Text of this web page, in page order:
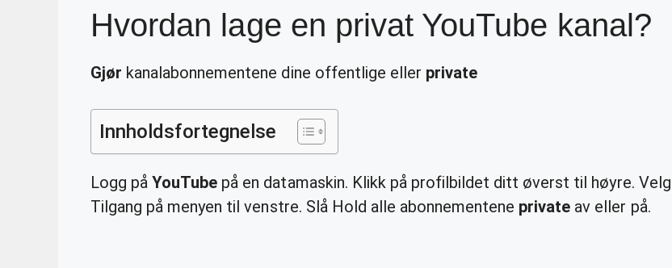
Hvordan lage en privat YouTube kanal?
Gjør kanalabonnementene dine offentlige eller private
Innholdsfortegnelse
Logg påYouTube på en datamaskin. Klikk på profilbildet ditt øverst til høyre. Velg
Tilgang på menyen til venstre. Slå Hold alle abonnementene private av eller på.